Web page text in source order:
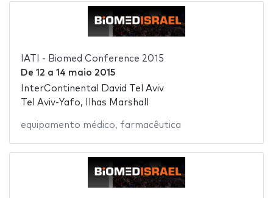
IATI - Biomed Conference 2015
De 12 a 14 maio 2015
InterContinental David Tel Aviv
Tel Aviv-Yafo, Ilhas Marshall
equipamento médico, farmacêutica